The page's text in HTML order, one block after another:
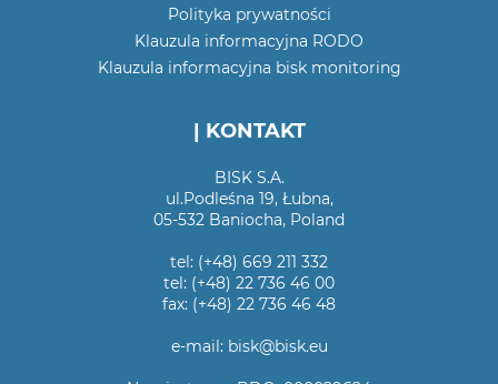
Polityka prywatności
Klauzula informacyjna RODO
Klauzula informacyjna bisk monitoring
| KONTAKT
BISK S.A.
ul.Podleśna 19, Łubna,
05-532 Baniocha, Poland
tel: (+48) 669 211 332
tel: (+48) 22 736 46 00
fax: (+48) 22 736 46 48
e-mail: bisk@bisk.eu